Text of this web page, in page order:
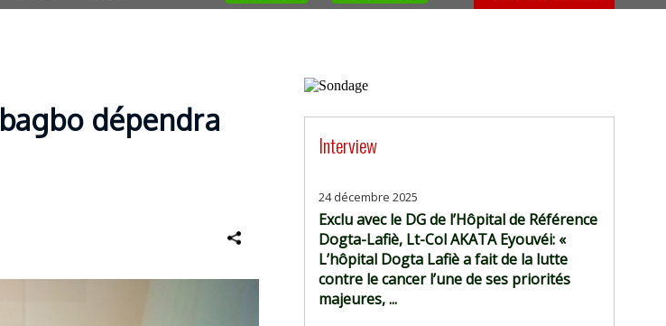
dépendra
Interview
24 décembre 2025
Exclu avec le DG de l’Hôpital de Référence
Dogta-Lafiè, Lt-Col AKATA Eyouvéi: «
L’hôpital Dogta Lafiè a fait de la lutte
contre le cancer l’une de ses priorités
majeures, ...